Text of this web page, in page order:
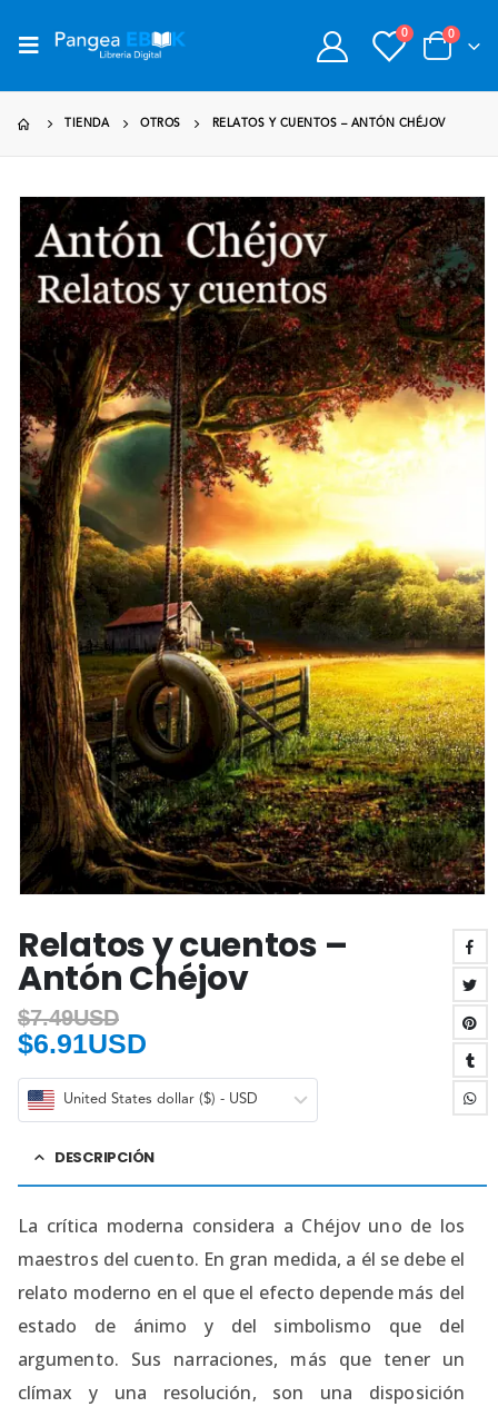
0 0
TIENDA OTROS RELATOS Y CUENTOS – ANTÓN CHÉJOV
Relatos y cuentos –
Antón Chéjov
$7.49USD
$6.91USD
United States dollar ($) - USD
DESCRIPCIÓN
La crítica moderna considera a Chéjov uno de los
maestros del cuento. En gran medida, a él se debe el
relato moderno en el que el efecto depende más del
estado de ánimo y del simbolismo que del
argumento. Sus narraciones, más que tener un
clímax y una resolución, son una disposición